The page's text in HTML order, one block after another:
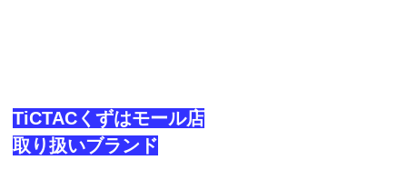
TiCTACくずはモール店
取り扱いブランド